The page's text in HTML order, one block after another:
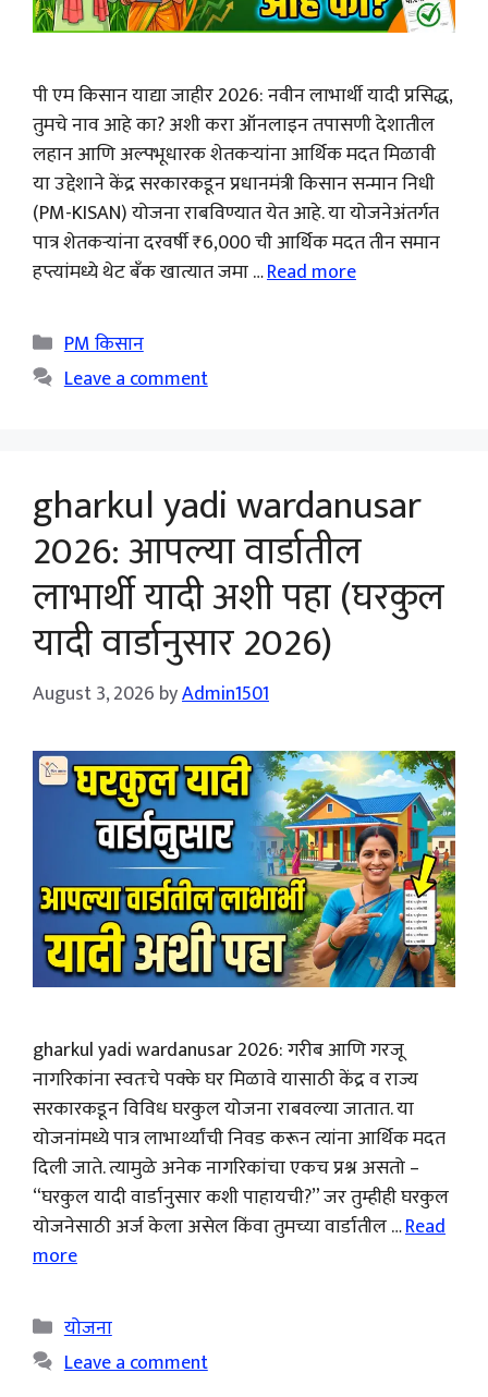
पी एम किसान याद्या जाहीर 2026: नवीन लाभार्थी यादी प्रसिद्ध,
तुमचे नाव आहे का? अशी करा ऑनलाइन तपासणी देशातील
लहान आणि अल्पभूधारक शेतकऱ्यांना आर्थिक मदत मिळावी
या उद्देशाने केंद्र सरकारकडून प्रधानमंत्री किसान सन्मान निधी
(PM-KISAN) योजना राबविण्यात येत आहे. या योजनेअंतर्गत
पात्र शेतकऱ्यांना दरवर्षी ₹6,000 ची आर्थिक मदत तीन समान
हप्त्यांमध्ये थेट बँक खात्यात जमा …Read more
Categories
PM किसान
Leave a comment
gharkul yadi wardanusar
2026: आपल्या वार्डातील
लाभार्थी यादी अशी पहा (घरकुल
यादी वार्डानुसार 2026)
August 3, 2026 byAdmin1501
gharkul yadi wardanusar 2026: गरीब आणि गरजू
नागरिकांना स्वतःचे पक्के घर मिळावे यासाठी केंद्र व राज्य
सरकारकडून विविध घरकुल योजना राबवल्या जातात. या
योजनांमध्ये पात्र लाभार्थ्यांची निवड करून त्यांना आर्थिक मदत
दिली जाते. त्यामुळे अनेक नागरिकांचा एकच प्रश्न असतो –
“घरकुल यादी वार्डानुसार कशी पाहायची?” जर तुम्हीही घरकुल
योजनेसाठी अर्ज केला असेल किंवा तुमच्या वार्डातील …Read
more
Categories
योजना
Leave a comment